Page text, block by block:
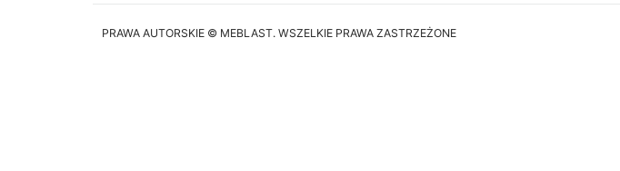
PRAWA AUTORSKIE © MEBLAST. WSZELKIE PRAWA ZASTRZEŻONE